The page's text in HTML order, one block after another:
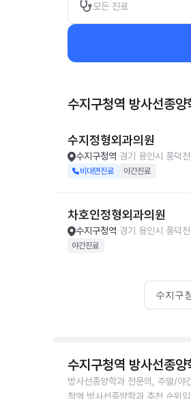
모든 진료
수지구청역 방사선종양
수지정형외과의원
수지구청역 경기 용인시 풍덕
비대면진료 야간진료
차호인정형외과의원
수지구청역 경기 용인시 풍덕
야간진료
수지구
수지구청역 방사선종
방사선종양학과 전문의, 주말/야
청역 방사선종양학과 추천 순위